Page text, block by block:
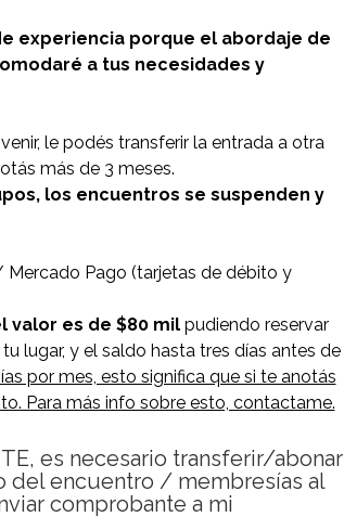
experiencia porque el abordaje de
a tus necesidades y
le podés transferir la entrada a otra
más de 3 meses.
los encuentros se suspenden y
Mercado Pago (tarjetas de débito y
valor es de $80 mil pudiendo reservar
lugar, y el saldo hasta tres días antes de
por mes, esto significa que si te anotás
Para más info sobre esto, contactame.
es necesario transferir/abonar
del encuentro / membresías al
comprobante a mi